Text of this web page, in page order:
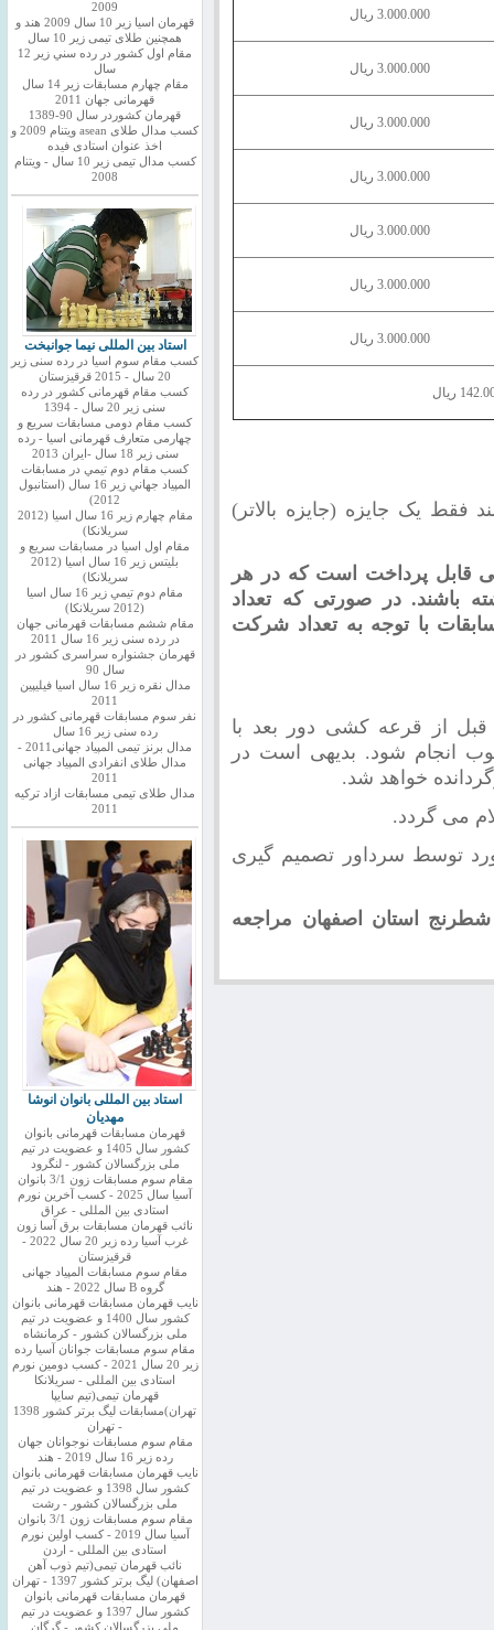
3.000.000 ریال
3.000.000 ریال
3.000.000 ریال
3.000.000 ریال
3.000.000 ریال
3.000.000 ریال
3.000.000 ریال
شرایط 2 جایزه باشند فقط یک جایزه (جایزه بالاتر)
قابل پرداخت است که در هر
داشته باشند. در صورتی که تعداد
باشند جوایز مسابقات با توجه به تعداد شرکت
قبل از قرعه کشی دور بعد با
به صورت مکتوب انجام شود. بدیهی است در
خواهد شد.
می گردد.
توسط سرداور تصمیم گیری
استان اصفهان مراجعه
2009
قهرمان اسيا زیر 10 سال 2009 هند و
همچنین طلای تیمی زیر 10 سال
مقام اول كشور در رده سني زير 12
سال
مقام چهارم مسابقات زیر 14 سال
قهرمانی جهان 2011
قهرمان کشوردر سال 90-1389
کسب مدال طلای asean ویتنام 2009 و
اخذ عنوان استادی فیده
کسب مدال تیمی زیر 10 سال - ویتنام
2008
استاد بین المللی نیما جوانبخت
کسب مقام سوم اسیا در رده سنی زیر
20 سال - 2015 قرقیزستان
کسب مقام قهرمانی کشور در رده
سنی زیر 20 سال - 1394
کسب مقام دومی مسابقات سریع و
چهارمی متعارف قهرمانی اسیا - رده
سنی زیر 18 سال -ایران 2013
كسب مقام دوم تيمي در مسابقات
المپياد جهاني زير 16 سال (استانبول
2012)
مقام چهارم زير 16 سال اسيا (2012
سريلانكا)
مقام اول اسيا در مسابقات سريع و
بليتس زير 16 سال اسيا (2012
سريلانكا)
مقام دوم تيمي زير 16 سال اسيا
(2012 سريلانكا)
مقام ششم مسابقات قهرمانی جهان
در رده سنی زیر 16 سال 2011
قهرمان جشنواره سراسری کشور در
سال 90
مدال نقره زیر 16 سال اسیا فیلیپین
2011
نفر سوم مسابقات قهرمانی کشور در
رده سنی زیر 16 سال
مدال برنز تیمی المپیاد جهانی2011 -
مدال طلای انفرادی المپیاد جهانی
2011
مدال طلای تیمی مسابقات ازاد ترکیه
2011
استاد بین المللی بانوان انوشا
مهدیان
قهرمان مسابقات قهرمانی بانوان
کشور سال 1405 و عضویت در تیم
ملی بزرگسالان کشور - لنگرود
مقام سوم مسابقات زون 3/1 بانوان
آسیا سال 2025 - کسب آخرین نورم
استادی بین المللی - عراق
نائب قهرمان مسابقات برق آسا زون
غرب آسیا رده زیر 20 سال 2022 -
قرقیزستان
مقام سوم مسابقات المپیاد جهانی
گروه B سال 2022 - هند
نایب قهرمان مسابقات قهرمانی بانوان
کشور سال 1400 و عضویت در تیم
ملی بزرگسالان کشور - کرمانشاه
مقام سوم مسابقات جوانان آسیا رده
زیر 20 سال 2021 - کسب دومین نورم
استادی بین المللی - سریلانکا
قهرمان تیمی(تیم سایپا
تهران)مسابقات لیگ برتر کشور 1398
- تهران
مقام سوم مسابقات نوجوانان جهان
رده زیر 16 سال 2019 - هند
نایب قهرمان مسابقات قهرمانی بانوان
کشور سال 1398 و عضویت در تیم
ملی بزرگسالان کشور - رشت
مقام سوم مسابقات زون 3/1 بانوان
آسیا سال 2019 - کسب اولین نورم
استادی بین المللی - اردن
نائب قهرمان تیمی(تیم ذوب آهن
اصفهان) لیگ برتر کشور 1397 - تهران
قهرمان مسابقات قهرمانی بانوان
کشور سال 1397 و عضویت در تیم
ملی بزرگسالان کشور - گرگان